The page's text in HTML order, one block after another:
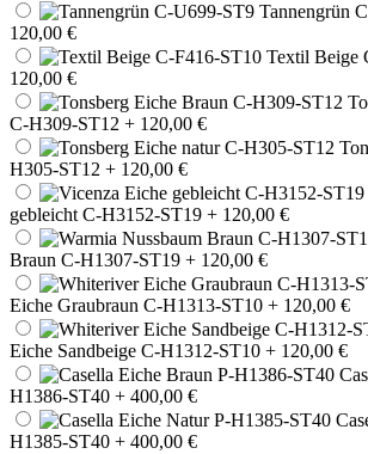
Tannengrün
120,00 €
Textil Beige
120,00 €
C-H309-ST12 + 120,00 €
H305-ST12 + 120,00 €
gebleicht C-H3152-ST19 + 120,00 €
Braun C-H1307-ST19 + 120,00 €
Eiche Graubraun C-H1313-ST10 + 120,00 €
Eiche Sandbeige C-H1312-ST10 + 120,00 €
H1386-ST40 + 400,00 €
H1385-ST40 + 400,00 €